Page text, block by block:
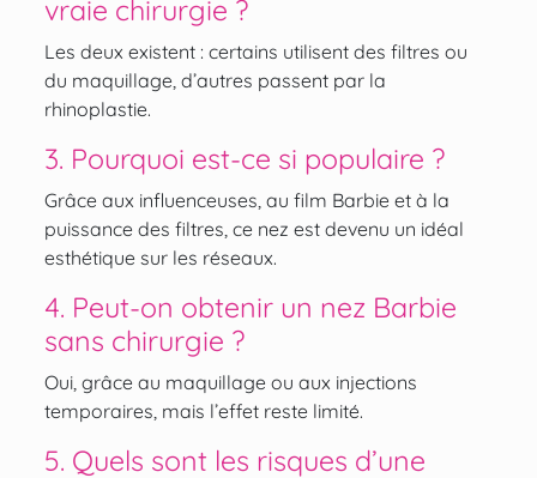
vraie chirurgie ?
Les deux existent : certains utilisent des filtres ou
du maquillage, d’autres passent par la
rhinoplastie.
3. Pourquoi est-ce si populaire ?
Grâce aux influenceuses, au film Barbie et à la
puissance des filtres, ce nez est devenu un idéal
esthétique sur les réseaux.
4. Peut-on obtenir un nez Barbie
sans chirurgie ?
Oui, grâce au maquillage ou aux injections
temporaires, mais l’effet reste limité.
5. Quels sont les risques d’une